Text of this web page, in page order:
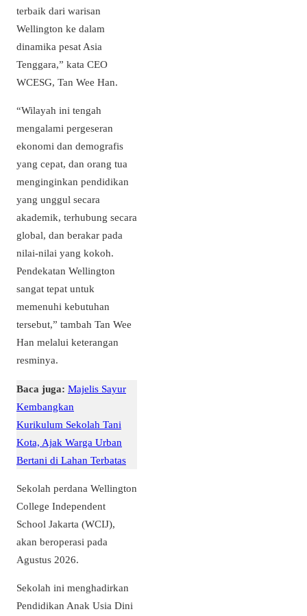
terbaik dari warisan
Wellington ke dalam
dinamika pesat Asia
Tenggara,” kata CEO
WCESG, Tan Wee Han.
“Wilayah ini tengah
mengalami pergeseran
ekonomi dan demografis
yang cepat, dan orang tua
menginginkan pendidikan
yang unggul secara
akademik, terhubung secara
global, dan berakar pada
nilai-nilai yang kokoh.
Pendekatan Wellington
sangat tepat untuk
memenuhi kebutuhan
tersebut,” tambah Tan Wee
Han melalui keterangan
resminya.
Baca juga: Majelis Sayur
Kembangkan
Kurikulum Sekolah Tani
Kota, Ajak Warga Urban
Bertani di Lahan Terbatas
Sekolah perdana Wellington
College Independent
School Jakarta (WCIJ),
akan beroperasi pada
Agustus 2026.
Sekolah ini menghadirkan
Pendidikan Anak Usia Dini